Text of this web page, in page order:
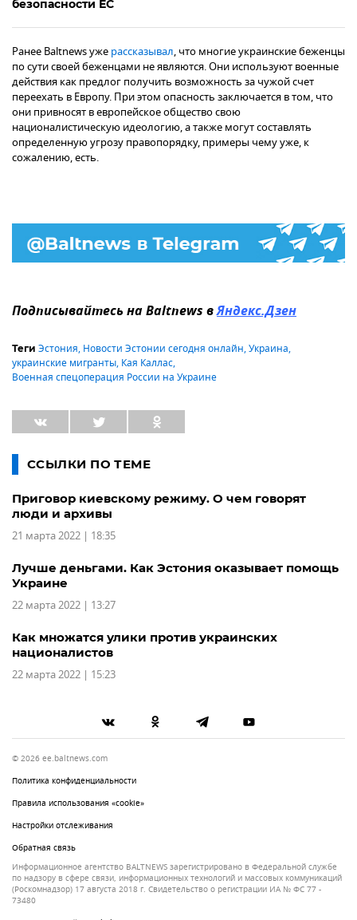
безопасности ЕС
Ранее Baltnews уже рассказывал, что многие украинские беженцы
по сути своей беженцами не являются. Они используют военные
действия как предлог получить возможность за чужой счет
переехать в Европу. При этом опасность заключается в том, что
они привносят в европейское общество свою
националистическую идеологию, а также могут составлять
определенную угрозу правопорядку, примеры чему уже, к
сожалению, есть.
Подписывайтесь на Baltnews вЯндекс.Дзен
Теги Эстония, Новости Эстонии сегодня онлайн,Украина,
украинские мигранты, Кая Каллас,
Военная спецоперация России на Украине
ССЫЛКИ ПО ТЕМЕ
Приговор киевскому режиму. О чем говорят
люди и архивы
21 марта 2022 | 18:35
Лучше деньгами. Как Эстония оказывает помощь
Украине
22 марта 2022 | 13:27
Как множатся улики против украинских
националистов
22 марта 2022 | 15:23
© 2026 ee.baltnews.com
Политика конфиденциальности
Правила использования «cookie»
Настройки отслеживания
Обратная связь
Информационное агентство BALTNEWS зарегистрировано в Федеральной службе
по надзору в сфере связи, информационных технологий и массовых коммуникаций
(Роскомнадзор) 17 августа 2018 г. Свидетельство о регистрации ИА № ФС 77 -
73480